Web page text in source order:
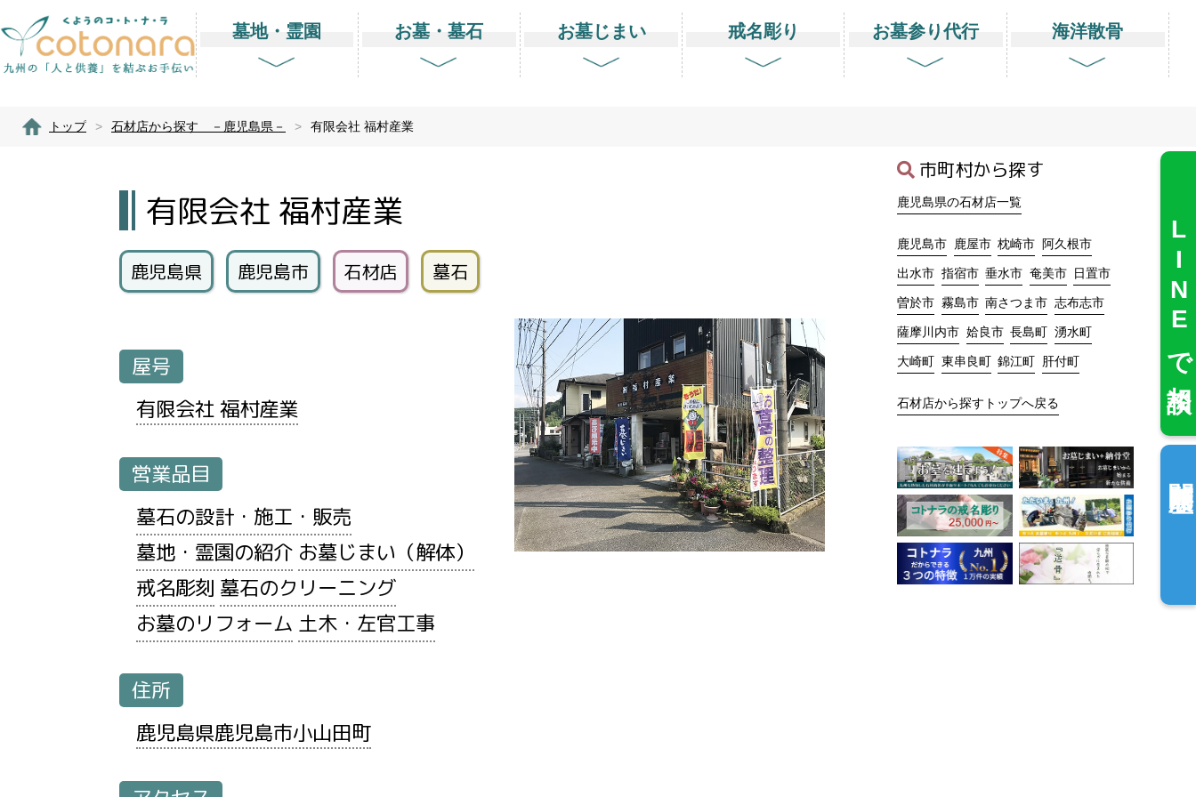
墓地・霊園 お墓・墓石 お墓じまい 戒名彫り お墓参り代行 海洋散骨
トップ > 石材店から探す －鹿児島県－ > 有限会社 福村産業
有限会社 福村産業
鹿児島県 鹿児島市 石材店 墓石
屋号
有限会社 福村産業
営業品目
墓石の設計・施工・販売
墓地・霊園の紹介 お墓じまい（解体）
戒名彫刻 墓石のクリーニング
お墓のリフォーム 土木・左官工事
住所
鹿児島県鹿児島市小山田町
市町村から探す
鹿児島県の石材店一覧
鹿児島市 鹿屋市 枕崎市 阿久根市
出水市 指宿市 垂水市 奄美市 日置市
曽於市 霧島市 南さつま市 志布志市
薩摩川内市 姶良市 長島町 湧水町
大崎町 東串良町 錦江町 肝付町
石材店から探すトップへ戻る
LINEで相談